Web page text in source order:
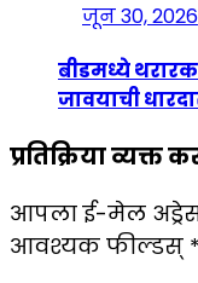
जून 30, 2026
बीडमध्ये थरारक
जावयाची
प्रतिक्रिया व्यक्त
आपला ई-मेल अड्रेस
आवश्यक फील्डस् *